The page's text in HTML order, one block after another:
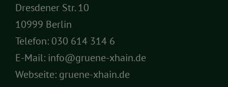
Dresdener Str. 10
10999 Berlin
Telefon: 030 614 314 6
E-Mail: info@gruene-xhain.de
Webseite: gruene-xhain.de